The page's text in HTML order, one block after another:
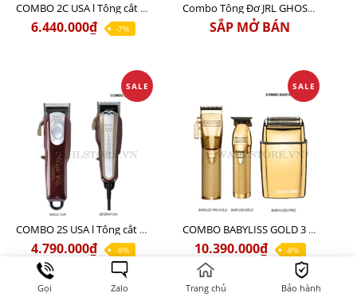
COMBO 2C USA l Tông cắt Senior + Tông cắt Magic clip
6.440.000₫ -7%
Combo Tông Đơ JRL GHOST 3 Limited Edition Chính Hãng USA
SẮP MỞ BÁN
SALE
COMBO 2S USA l Tông cắt LEGEND USA CÓ DÂY 220V + Tông pin MAGIC CLIP
4.790.000₫ -8%
SALE
COMBO BABYLISS GOLD 3 cao cấp chính hãng
10.390.000₫ -8%
Gọi Zalo Trang chủ Bảo hành